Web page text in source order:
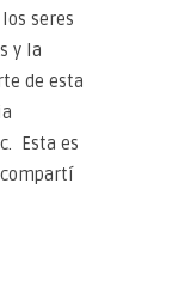
seres
y la
de esta
Esta es